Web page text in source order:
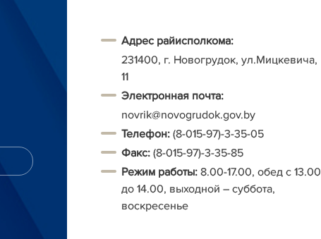
Адрес райисполкома:
231400, г. Новогрудок, ул.Мицкевича,
11
Электронная почта:
novrik@novogrudok.gov.by
Телефон: (8-015-97)-3-35-05
Факс: (8-015-97)-3-35-85
Режим работы: 8.00-17.00, обед с 13.00
до 14.00, выходной – суббота,
воскресенье